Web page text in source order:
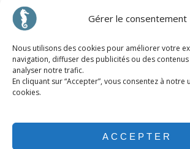
Gérer le consentement
Nous utilisons des cookies pour améliorer votre
navigation, diffuser des publicités ou des
analyser notre trafic.
En cliquant sur “Accepter”, vous consentez à notre
cookies.
ACCEPTER